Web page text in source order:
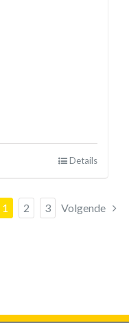
Details
1 2 3 Volgende